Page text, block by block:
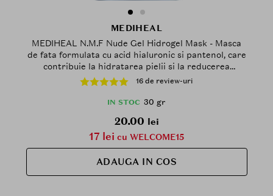
MEDIHEAL
MEDIHEAL N.M.F Nude Gel Hidrogel Mask - Masca
de fata formulata cu acid hialuronic si pantenol, care
contribuie la hidratarea pielii si la reducerea
senzatiei de disconfort - 30 gr
16 de review-uri
IN STOC 30 gr
20.00 lei
17 lei cu WELCOME15
ADAUGA IN COS